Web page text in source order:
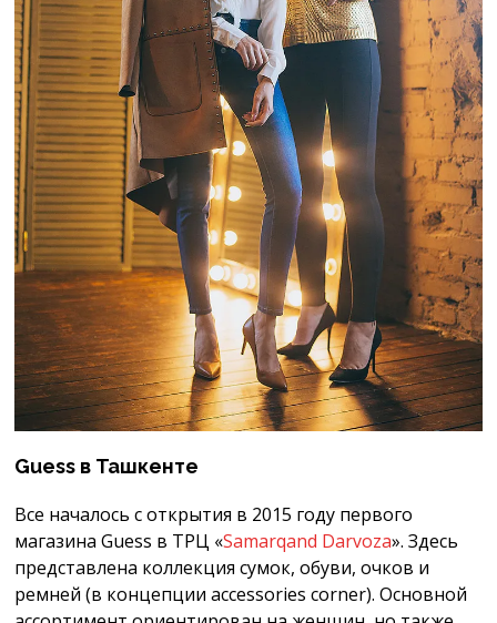
Guess в Ташкенте
Все началось с открытия в 2015 году первого
магазина Guess в ТРЦ «Samarqand Darvoza». Здесь
представлена коллекция сумок, обуви, очков и
ремней (в концепции accessories corner). Основной